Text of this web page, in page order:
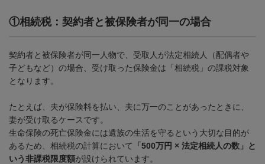
①相続税：契約者と被保険者が同一の場合
契約者と被保険者が同一人物で、受取人が法定相続人（配偶者や
子どもなど）の場合、受け取った保険金は「相続税」の課税対象
となります。
たとえば、夫が保険料を払い、夫に万一のことがあったときに、
妻が受け取るケースです。
生命保険の死亡保険金には遺族の生活を守るという大切な目的が
あるため、相続税の計算において
「500万円 × 法定相続人の数」と
いう非課税限度額が設けられています。